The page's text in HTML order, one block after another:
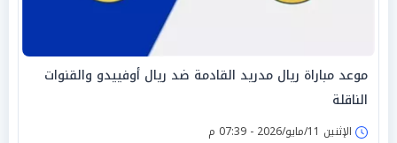
موعد مباراة ريال مدريد القادمة ضد ريال أوفييدو والقنوات
الناقلة
الإثنين 11/مايو/2026 - 07:39 م